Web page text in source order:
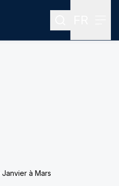
Rechercher
à Mars